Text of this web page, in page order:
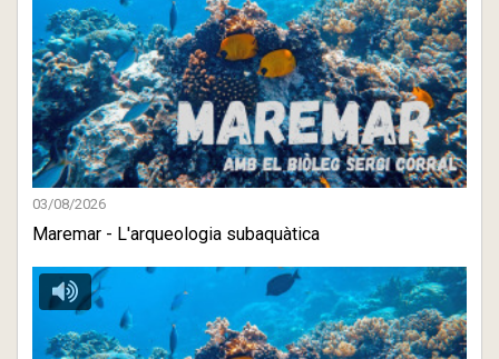
03/08/2026
Maremar - L'arqueologia subaquàtica